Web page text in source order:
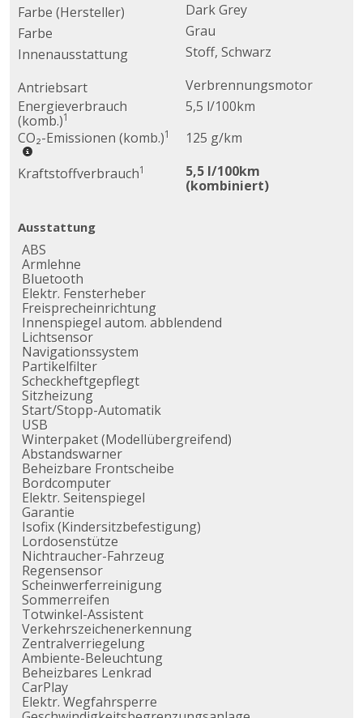
Farbe (Hersteller)
Dark Grey
Farbe
Grau
Innenausstattung
Stoff, Schwarz
Antriebsart
Verbrennungsmotor
Energieverbrauch
(komb.)1
5,5 l/100km
CO₂-Emissionen (komb.)1
125 g/km
Kraftstoffverbrauch1
5,5 l/100km
(kombiniert)
Ausstattung
ABS
Armlehne
Bluetooth
Elektr. Fensterheber
Freisprecheinrichtung
Innenspiegel autom. abblendend
Lichtsensor
Navigationssystem
Partikelfilter
Scheckheftgepflegt
Sitzheizung
Start/Stopp-Automatik
USB
Winterpaket (Modellübergreifend)
Abstandswarner
Beheizbare Frontscheibe
Bordcomputer
Elektr. Seitenspiegel
Garantie
Isofix (Kindersitzbefestigung)
Lordosenstütze
Nichtraucher-Fahrzeug
Regensensor
Scheinwerferreinigung
Sommerreifen
Totwinkel-Assistent
Verkehrszeichenerkennung
Zentralverriegelung
Ambiente-Beleuchtung
Beheizbares Lenkrad
CarPlay
Elektr. Wegfahrsperre